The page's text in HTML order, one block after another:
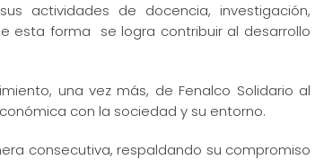
actividades de docencia, investigación,
esta forma se logra contribuir al desarrollo
una vez más, de Fenalco Solidario al
con la sociedad y su entorno.
consecutiva, respaldando su compromiso